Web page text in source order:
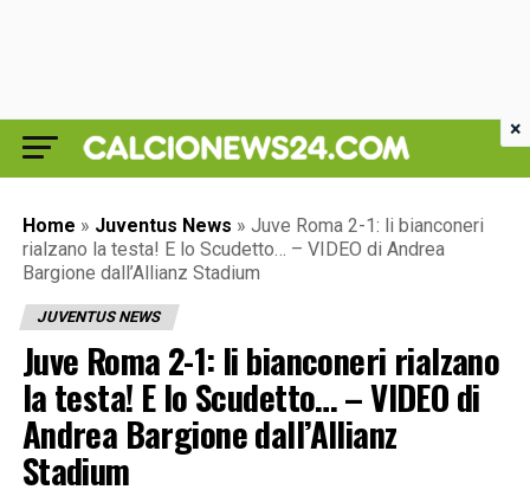
Home » Juventus News » Juve Roma 2-1: li bianconeri
rialzano la testa! E lo Scudetto… – VIDEO di Andrea
Bargione dall’Allianz Stadium
JUVENTUS NEWS
Juve Roma 2-1: li bianconeri rialzano
la testa! E lo Scudetto… – VIDEO di
Andrea Bargione dall’Allianz
Stadium
×